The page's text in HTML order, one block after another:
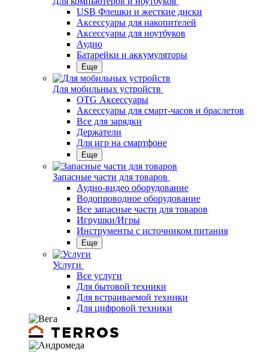
USB Флешки и жесткие диски
Аксессуары для накопителей
Аксессуары для ноутбуков
Аудио
Батарейки и аккумуляторы
Еще
Для мобильных устройств
OTG Аксессуары
Аксессуары для смарт-часов и браслетов
Все для зарядки
Держатели
Для игр на смартфоне
Еще
Запасные части для товаров
Аудио-видео оборудование
Водопроводное оборудование
Все запасные части для товаров
Игрушки/Игры
Инструменты с источником питания
Еще
Услуги
Все услуги
Для бытовой техники
Для встраиваемой техники
Для цифровой техники